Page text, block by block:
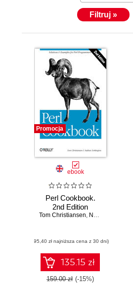
Filtruj »
Promocja
ebook
Perl Cookbook.
2nd Edition
Tom Christiansen, Nathan Torkington
(95,40 zł najniższa cena z 30 dni)
135.15 zł
159.00 zł (-15%)